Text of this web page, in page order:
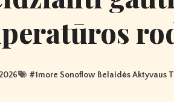
#1more Sonoflow Belaidės Aktyvaus